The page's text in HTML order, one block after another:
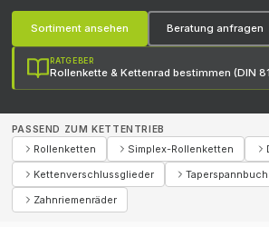
Sortiment ansehen Beratung anfragen
RATGEBER
Rollenkette & Kettenrad bestimmen (DIN
PASSEND ZUM KETTENTRIEB
Rollenketten Simplex-Rollenketten
Kettenverschlussglieder
Zahnriemenräder